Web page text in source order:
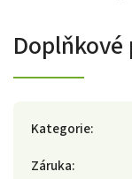
Kategorie:
Záruka: